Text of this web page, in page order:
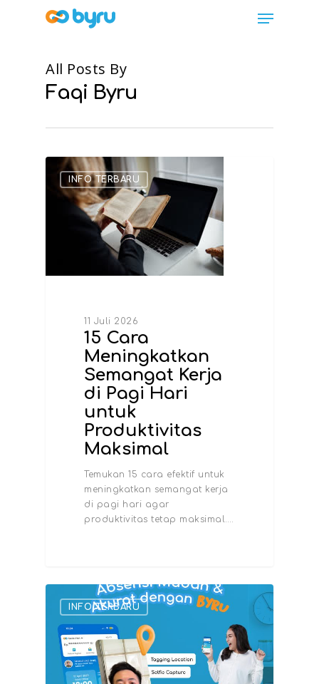
All Posts By
Faqi Byru
INFO TERBARU
11 Juli 2026
15 Cara
Meningkatkan
Semangat Kerja
di Pagi Hari
untuk
Produktivitas
Maksimal
Temukan 15 cara efektif untuk
meningkatkan semangat kerja
di pagi hari agar
produktivitas tetap maksimal.…
INFO TERBARU